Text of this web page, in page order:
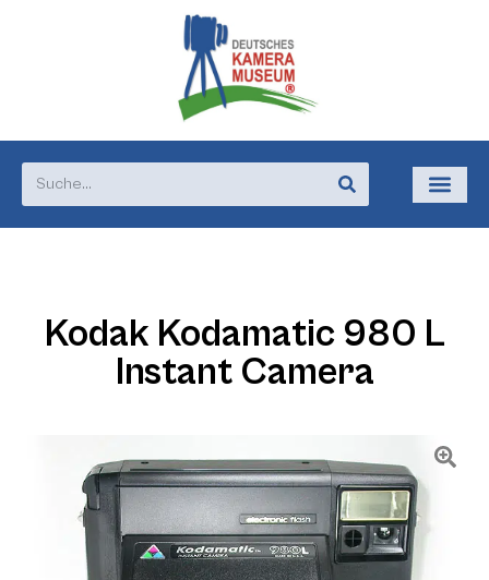
Kodak Kodamatic 980 L
Instant Camera